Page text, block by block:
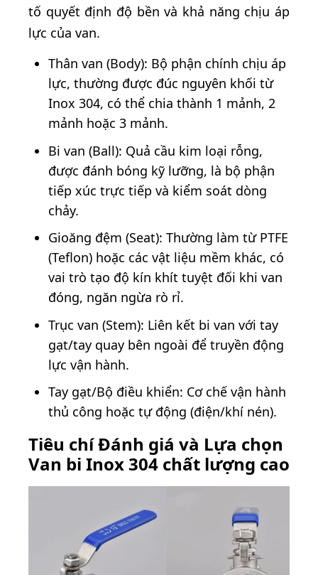
tố quyết định độ bền và khả năng chịu áp
lực của van.
Thân van (Body): Bộ phận chính chịu áp
lực, thường được đúc nguyên khối từ
Inox 304, có thể chia thành 1 mảnh, 2
mảnh hoặc 3 mảnh.
Bi van (Ball): Quả cầu kim loại rỗng,
được đánh bóng kỹ lưỡng, là bộ phận
tiếp xúc trực tiếp và kiểm soát dòng
chảy.
Gioăng đệm (Seat): Thường làm từ PTFE
(Teflon) hoặc các vật liệu mềm khác, có
vai trò tạo độ kín khít tuyệt đối khi van
đóng, ngăn ngừa rò rỉ.
Trục van (Stem): Liên kết bi van với tay
gạt/tay quay bên ngoài để truyền động
lực vận hành.
Tay gạt/Bộ điều khiển: Cơ chế vận hành
thủ công hoặc tự động (điện/khí nén).
Tiêu chí Đánh giá và Lựa chọn
Van bi Inox 304 chất lượng cao